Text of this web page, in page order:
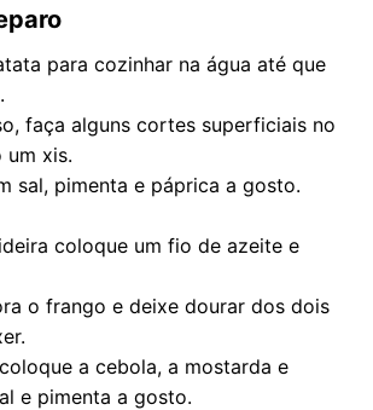
para cozinhar na água até que
faça alguns cortes superficiais no
um xis.
sal, pimenta e páprica a gosto.
coloque um fio de azeite e
o frango e deixe dourar dos dois
a cebola, a mostarda e
e pimenta a gosto.